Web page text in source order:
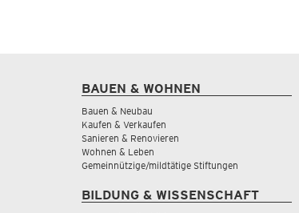
BAUEN & WOHNEN
Bauen & Neubau
Kaufen & Verkaufen
Sanieren & Renovieren
Wohnen & Leben
Gemeinnützige/mildtätige Stiftungen
BILDUNG & WISSENSCHAFT